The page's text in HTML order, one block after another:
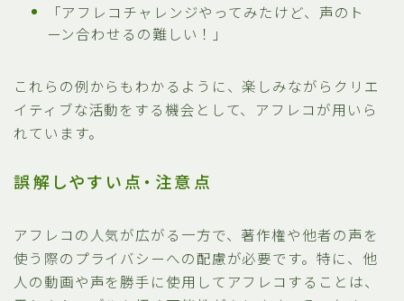
「アフレコチャレンジやってみたけど、声のト
ーン合わせるの難しい！」
これらの例からもわかるように、楽しみながらクリエ
イティブな活動をする機会として、アフレコが用いら
れています。
誤解しやすい点・注意点
アフレコの人気が広がる一方で、著作権や他者の声を
使う際のプライバシーへの配慮が必要です。特に、他
人の動画や声を勝手に使用してアフレコすることは、